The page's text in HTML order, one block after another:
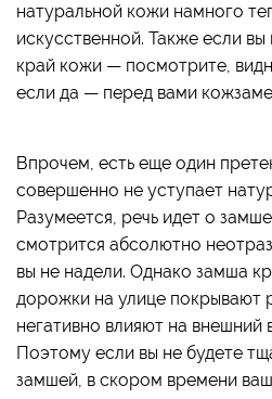
натуральной кожи намного
искусственной. Также если
край кожи — посмотрите,
если да — перед вами
Впрочем, есть еще один
совершенно не уступает
Разумеется, речь идет о
смотрится абсолютно
вы не надели. Однако замша
дорожки на улице покрывают
негативно влияют на внешний
Поэтому если вы не будете
замшей, в скором времени